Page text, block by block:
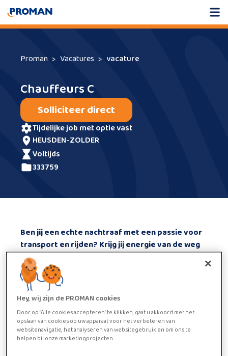
Proman Vacatures vacature
Chauffeurs C
Solliciteer direct
tijdelijke job met optie vast
HEUSDEN-ZOLDER
voltijds
333759
Ben jij een echte nachtraaf met een passie voor
transport en rijden? Krijg jij energie van de weg
en wil je mee zorgen voor dagvers geluk bij onze
klanten? Dan ben jij misschien wel de schakel die
we zoeken!
Functie beschrijving
Zodra deproductenuit de oven komen, zorg jij dat
ze correct en veilig in devrachtwagenworden
geladen.
Hey, wij zijn de PROMAN cookies
Door op “Alle cookies accepteren” te klikken, gaat u akkoord met het
opslaan van cookies op uw apparaat voor het verbeteren van
websitenavigatie, het analyseren van websitegebruik en om ons te
helpen bij onze marketingprojecten.